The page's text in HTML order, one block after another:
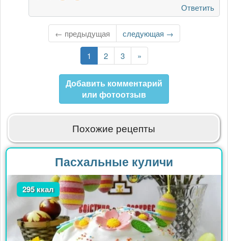
Оля
Ответить
← предыдущая
Следующая
страница
следующая →
Текущая
страница
1 Страница
2 Страница
3
Последняя
страница
»
Добавить комментарий
или фотоотзыв
Похожие рецепты
Пасхальные куличи
295 ккал